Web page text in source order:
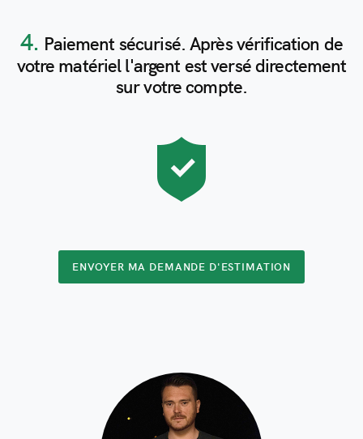
4. Paiement sécurisé. Après vérification de
votre matériel l'argent est versé directement
sur votre compte.
ENVOYER MA DEMANDE D'ESTIMATION